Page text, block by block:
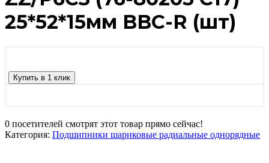
25*52*15мм BBC-R (шт)
Купить в 1 клик
0 посетителей смотрят этот товар прямо сейчас!
Категория: Подшипники шариковые радиальные однорядные